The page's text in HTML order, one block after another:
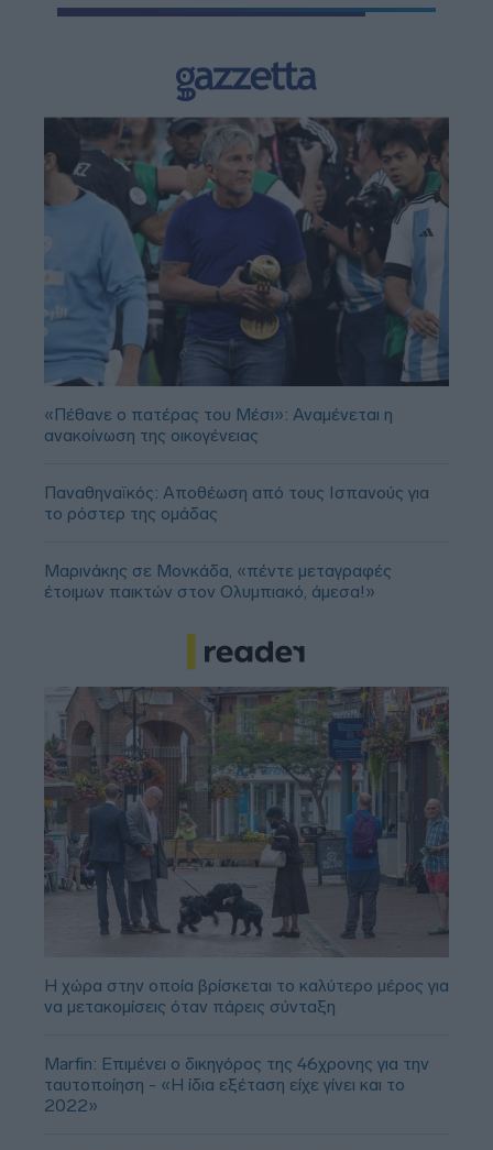
«Πέθανε ο πατέρας του Μέσι»: Αναμένεται η
ανακοίνωση της οικογένειας
Παναθηναϊκός: Αποθέωση από τους Ισπανούς για
το ρόστερ της ομάδας
Μαρινάκης σε Μονκάδα, «πέντε μεταγραφές
έτοιμων παικτών στον Ολυμπιακό, άμεσα!»
Η χώρα στην οποία βρίσκεται το καλύτερο μέρος για
να μετακομίσεις όταν πάρεις σύνταξη
Marfin: Επιμένει ο δικηγόρος της 46χρονης για την
ταυτοποίηση - «Η ίδια εξέταση είχε γίνει και το
2022»